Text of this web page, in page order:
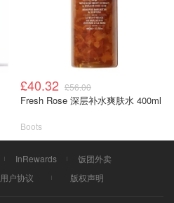
£40.32 £56.00
Fresh Rose 深层补水爽肤水 400ml
Boots
InRewards
饭团外卖
用户协议 版权声明